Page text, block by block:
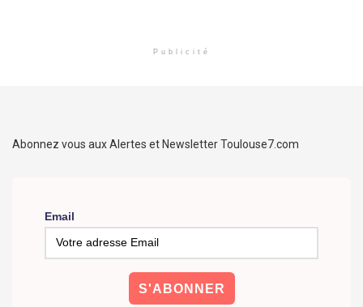
Publicité
Abonnez vous aux Alertes et Newsletter Toulouse7.com
Email